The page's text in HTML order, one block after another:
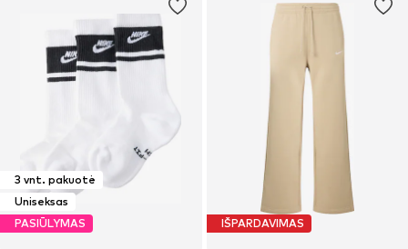
3 vnt. pakuotė
Uniseksas
PASIŪLYMAS
IŠPARDAVIMAS